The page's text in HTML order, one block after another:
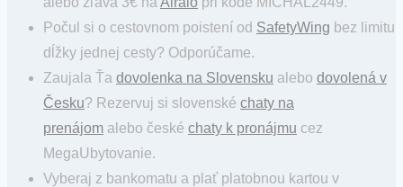
Počul si o cestovnom poistení od SafetyWing bez limitu
dĺžky jednej cesty? Odporúčame.
Zaujala Ťa dovolenka na Slovensku alebo dovolená v
Česku? Rezervuj si slovenské chaty na
prenájom alebo české chaty k pronájmu cez
MegaUbytovanie.
Vyberaj z bankomatu a plať platobnou kartou v